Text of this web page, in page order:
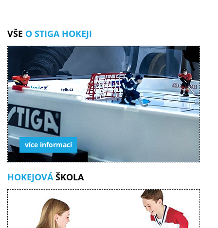
VŠE O STIGA HOKEJI
více informací
HOKEJOVÁ ŠKOLA